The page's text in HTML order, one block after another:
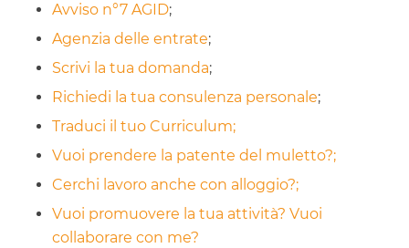
Avviso n°7 AGID;
Agenzia delle entrate;
Scrivi la tua domanda;
Richiedi la tua consulenza personale;
Traduci il tuo Curriculum;
Vuoi prendere la patente del muletto?;
Cerchi lavoro anche con alloggio?;
Vuoi promuovere la tua attività? Vuoi
collaborare con me?